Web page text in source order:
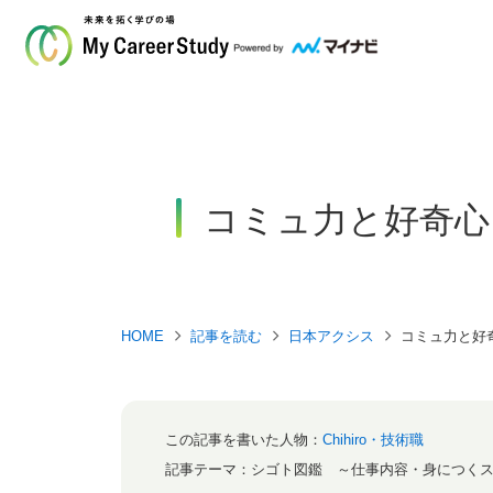
コミュ力と好奇心
HOME 記事を読む 日本アクシス コミュ力と好
この記事を書いた人物： Chihiro・技術職
記事テーマ： シゴト図鑑 ～仕事内容・身につく